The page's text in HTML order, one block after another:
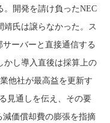
。開発を請け負ったNEC
靖氏は譲らなかった。ス
サーバーと直接通信する
かし導入直後は採算上の
他社が最高益を更新す
見通しを伝え、その要
減価償却費の膨張を指摘